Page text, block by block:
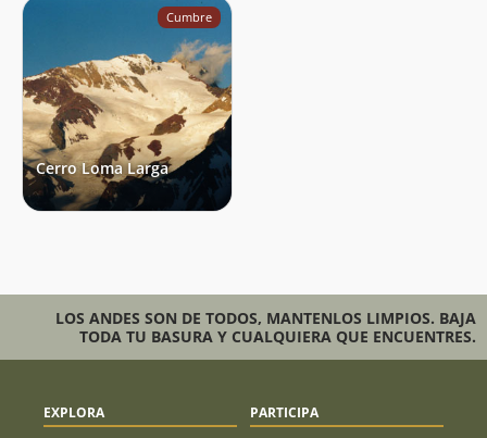
Cumbre
Cerro Loma Larga
LOS ANDES SON DE TODOS, MANTENLOS LIMPIOS. BAJA
TODA TU BASURA Y CUALQUIERA QUE ENCUENTRES.
EXPLORA PARTICIPA